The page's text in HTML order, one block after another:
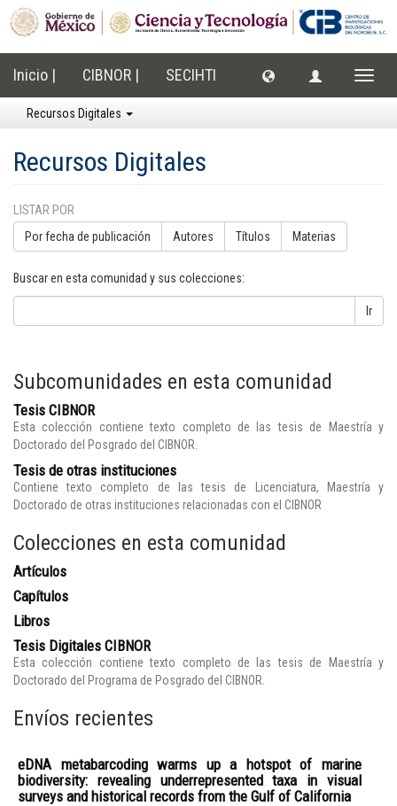
Inicio | CIBNOR | SECIHTI
Recursos Digitales
Recursos Digitales
LISTAR POR
Por fecha de publicación Autores Títulos Materias
Buscar en esta comunidad y sus colecciones:
Ir
Subcomunidades en esta comunidad
Tesis CIBNOR
Esta colección contiene texto completo de las tesis de Maestría y
Doctorado del Posgrado del CIBNOR.
Tesis de otras instituciones
Contiene texto completo de las tesis de Licenciatura, Maestría y
Doctorado de otras instituciones relacionadas con el CIBNOR
Colecciones en esta comunidad
Artículos
Capítulos
Libros
Tesis Digitales CIBNOR
Esta colección contiene texto completo de las tesis de Maestría y
Doctorado del Programa de Posgrado del CIBNOR.
Envíos recientes
eDNA metabarcoding warms up a hotspot of marine
biodiversity: revealing underrepresented taxa in visual
surveys and historical records from the Gulf of California